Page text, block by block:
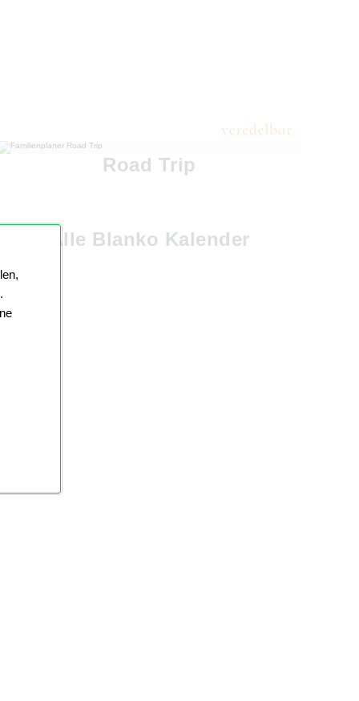
Road Trip
Alle Blanko Kalender